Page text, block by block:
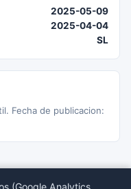
2025-05-09
2025-04-04
SL
Fecha de publicacion:
(Google Analytics,